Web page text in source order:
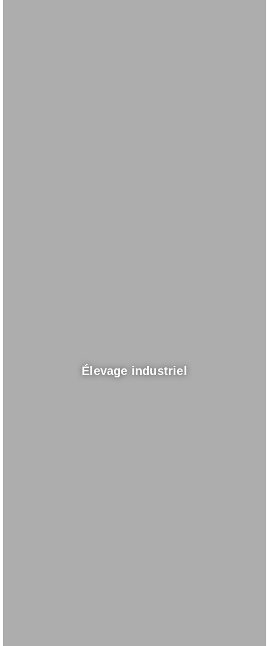
Élevage industriel